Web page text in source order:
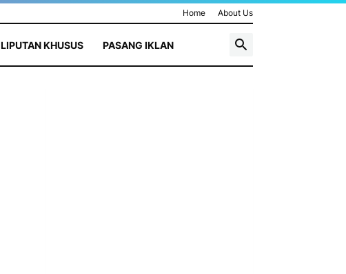
Home About Us
LIPUTAN KHUSUS PASANG IKLAN